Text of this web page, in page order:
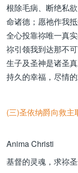
根除毛病、断绝私
命诸德；愿祂作我
全心投靠祢唯一真
祢引领我到达那不
生子及圣神是诸圣
持久的幸福，尽情的
(三)圣依纳爵向救主
Anima Christi
基督的灵魂，求祢